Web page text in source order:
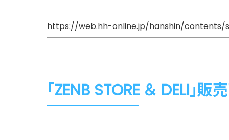
https://web.hh-online.jp/hanshin/contents/
「ZENB STORE ＆ DELI」販